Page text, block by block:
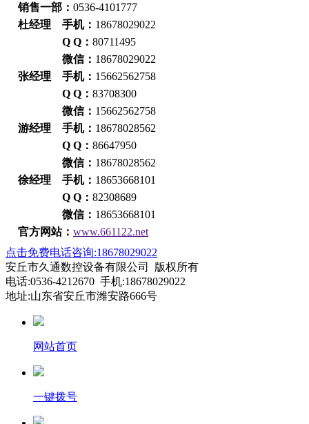
销售一部： 0536-4101777
杜经理 手机： 18678029022
Q Q： 80711495
微信： 18678029022
张经理 手机： 15662562758
Q Q： 83708300
微信： 15662562758
游经理 手机： 18678028562
Q Q： 86647950
微信： 18678028562
徐经理 手机： 18653668101
Q Q： 82308689
微信： 18653668101
官方网站： www.661122.net
点击免费电话咨询:18678029022
安丘市久通数控设备有限公司 版权所有
电话:0536-4212670 手机:18678029022
地址:山东省安丘市潍安路666号
网站首页
一键拨号